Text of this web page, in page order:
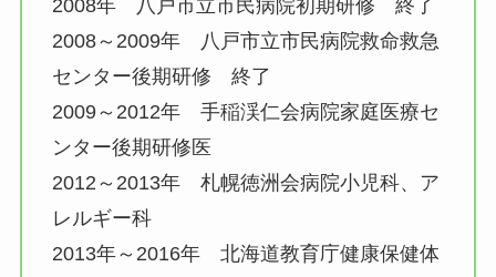
2008年 八戸市立市民病院初期研修 終了
2008～2009年 八戸市立市民病院救命救急
センター後期研修 終了
2009～2012年 手稲渓仁会病院家庭医療セ
ンター後期研修医
2012～2013年 札幌徳洲会病院小児科、ア
レルギー科
2013年～2016年 北海道教育庁健康保健体